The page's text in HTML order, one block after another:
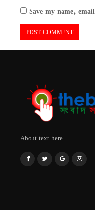
Save my name,
About text here